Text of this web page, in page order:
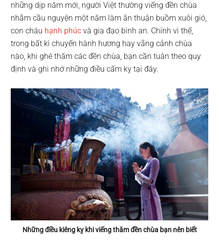
những dịp năm mới, người Việt thường viếng đền chùa
nhằm cầu nguyện một năm làm ăn thuận buồm xuôi gió,
con cháu hạnh phúc và gia đạo bình an. Chính vì thế,
trong bất kì chuyến hành hương hay vãng cảnh chùa
nào, khi ghé thăm các đền chùa, bạn cần tuân theo quy
định và ghi nhớ những điều cấm kỵ tại đây.
Những điều kiêng kỵ khi viếng thăm đền chùa bạn nên biết